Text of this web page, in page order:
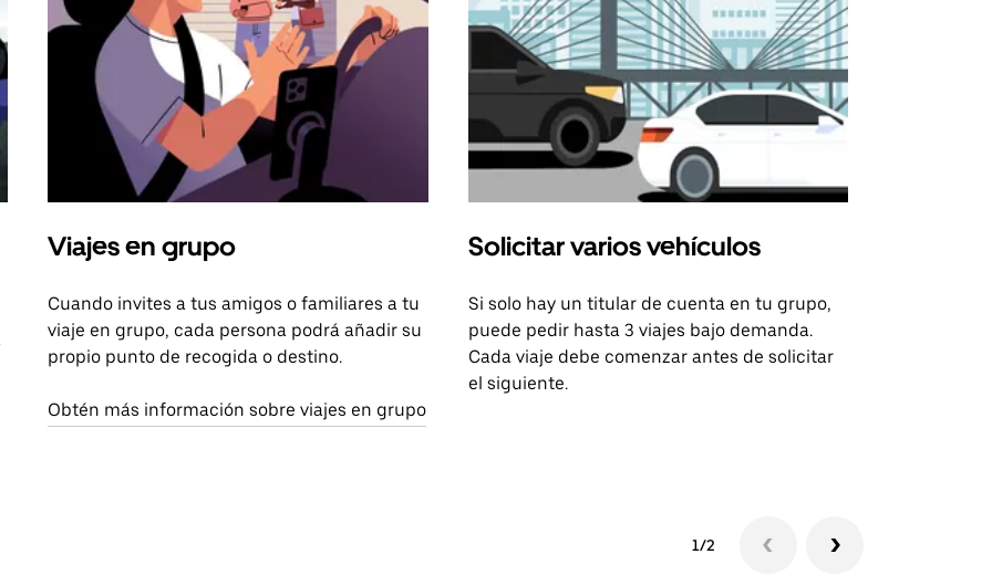
Viajes en grupo
Cuando invites a tus amigos o familiares a tu
viaje en grupo, cada persona podrá añadir su
propio punto de recogida o destino.
Obtén más información sobre viajes en grupo
Solicitar varios vehículos
Si solo hay un titular de cuenta en tu grupo,
puede pedir hasta 3 viajes bajo demanda.
Cada viaje debe comenzar antes de solicitar
el siguiente.
1/2